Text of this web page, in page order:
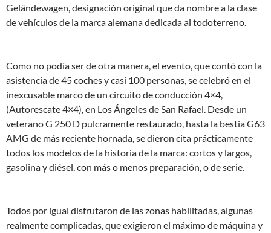
Geländewagen, designación original que da nombre a la clase
de vehículos de la marca alemana dedicada al todoterreno.
Como no podía ser de otra manera, el evento, que contó con la
asistencia de 45 coches y casi 100 personas, se celebró en el
inexcusable marco de un circuito de conducción 4×4,
(Autorescate 4×4), en Los Ángeles de San Rafael. Desde un
veterano G 250 D pulcramente restaurado, hasta la bestia G63
AMG de más reciente hornada, se dieron cita prácticamente
todos los modelos de la historia de la marca: cortos y largos,
gasolina y diésel, con más o menos preparación, o de serie.
Todos por igual disfrutaron de las zonas habilitadas, algunas
realmente complicadas, que exigieron el máximo de máquina y